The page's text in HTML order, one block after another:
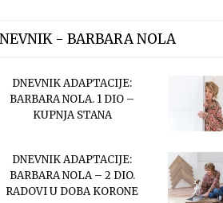
- BARBARA NOLA
DNEVNIK ADAPTACIJE:
BARBARA NOLA. 1 DIO –
KUPNJA STANA
DNEVNIK ADAPTACIJE:
BARBARA NOLA – 2 DIO.
RADOVI U DOBA KORONE